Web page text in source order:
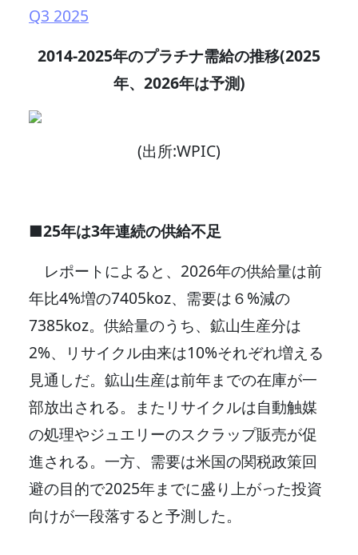
Q3 2025
2014-2025年のプラチナ需給の推移(2025
年、2026年は予測)
(出所:WPIC)
■25年は3年連続の供給不足
レポートによると、2026年の供給量は前
年比4%増の7405koz、需要は６%減の
7385koz。供給量のうち、鉱山生産分は
2%、リサイクル由来は10%それぞれ増える
見通しだ。鉱山生産は前年までの在庫が一
部放出される。またリサイクルは自動触媒
の処理やジュエリーのスクラップ販売が促
進される。一方、需要は米国の関税政策回
避の目的で2025年までに盛り上がった投資
向けが一段落すると予測した。